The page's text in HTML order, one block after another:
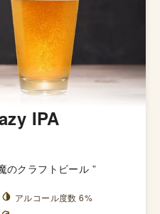
IPA
のクラフトビール ”
アルコール度数 6%